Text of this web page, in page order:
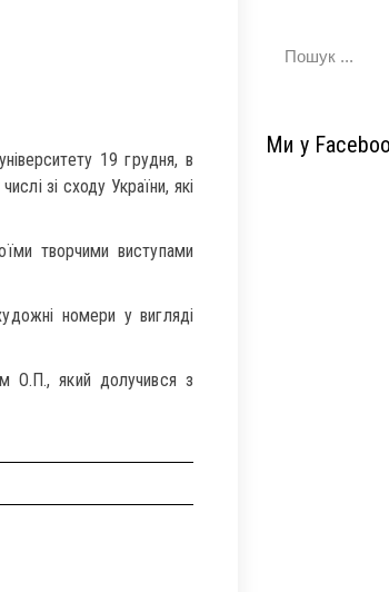
19 грудня, в
зі сходу України, які
творчими виступами
номери у вигляді
О.П., який долучився з
Ми у